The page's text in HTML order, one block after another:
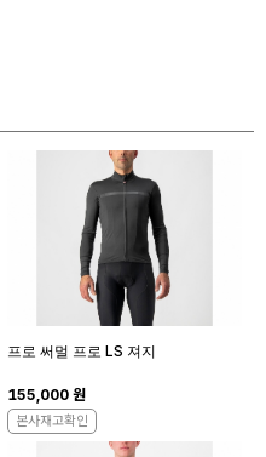
프로 써멀 프로 LS 져지
155,000 원
본사재고확인